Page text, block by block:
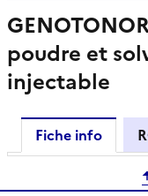
poudre et
injectable
Fiche info